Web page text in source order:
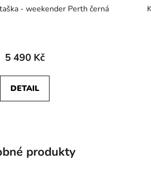
- weekender Perth černá
5 490 Kč
DETAIL
produkty